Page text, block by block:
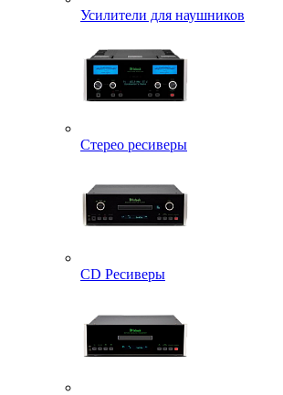
Усилители для наушников
Стерео ресиверы
CD Ресиверы